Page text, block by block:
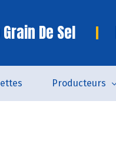
De Sel
Producteurs